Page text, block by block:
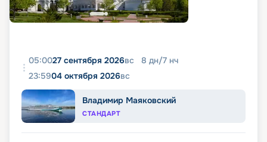
05:0027 сентября 2026вс 8 дн/7 нч
23:5904 октября 2026вс
Владимир Маяковский
СТАНДАРТ